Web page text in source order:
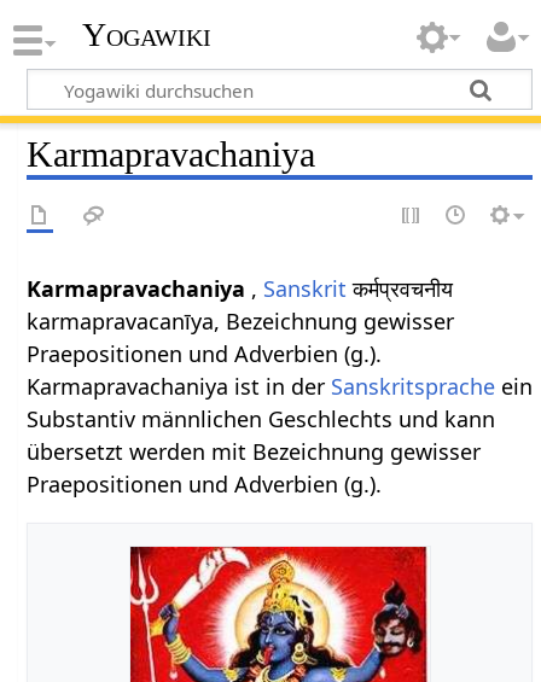
Yogawiki
Karmapravachaniya
Karmapravachaniya , Sanskrit कर्मप्रवचनीय
karmapravacanīya, Bezeichnung gewisser
Praepositionen und Adverbien (g.).
Karmapravachaniya ist in der Sanskritsprache ein
Substantiv männlichen Geschlechts und kann
übersetzt werden mit Bezeichnung gewisser
Praepositionen und Adverbien (g.).